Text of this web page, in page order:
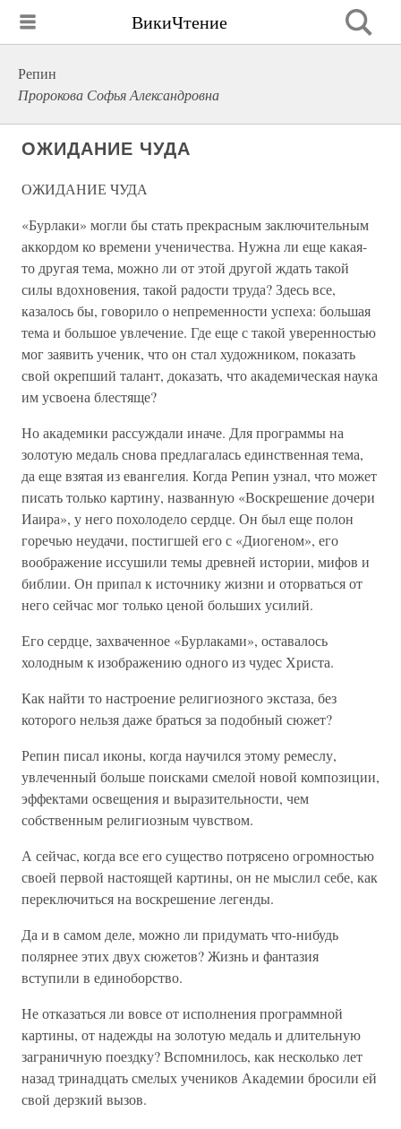
ВикиЧтение
Репин
Пророкова Софья Александровна
ОЖИДАНИЕ ЧУДА
ОЖИДАНИЕ ЧУДА
«Бурлаки» могли бы стать прекрасным заключительным
аккордом ко времени ученичества. Нужна ли еще какая-
то другая тема, можно ли от этой другой ждать такой
силы вдохновения, такой радости труда? Здесь все,
казалось бы, говорило о непременности успеха: большая
тема и большое увлечение. Где еще с такой уверенностью
мог заявить ученик, что он стал художником, показать
свой окрепший талант, доказать, что академическая наука
им усвоена блестяще?
Но академики рассуждали иначе. Для программы на
золотую медаль снова предлагалась единственная тема,
да еще взятая из евангелия. Когда Репин узнал, что может
писать только картину, названную «Воскрешение дочери
Иаира», у него похолодело сердце. Он был еще полон
горечью неудачи, постигшей его с «Диогеном», его
воображение иссушили темы древней истории, мифов и
библии. Он припал к источнику жизни и оторваться от
него сейчас мог только ценой больших усилий.
Его сердце, захваченное «Бурлаками», оставалось
холодным к изображению одного из чудес Христа.
Как найти то настроение религиозного экстаза, без
которого нельзя даже браться за подобный сюжет?
Репин писал иконы, когда научился этому ремеслу,
увлеченный больше поисками смелой новой композиции,
эффектами освещения и выразительности, чем
собственным религиозным чувством.
А сейчас, когда все его существо потрясено огромностью
своей первой настоящей картины, он не мыслил себе, как
переключиться на воскрешение легенды.
Да и в самом деле, можно ли придумать что-нибудь
полярнее этих двух сюжетов? Жизнь и фантазия
вступили в единоборство.
Не отказаться ли вовсе от исполнения программной
картины, от надежды на золотую медаль и длительную
заграничную поездку? Вспомнилось, как несколько лет
назад тринадцать смелых учеников Академии бросили ей
свой дерзкий вызов.